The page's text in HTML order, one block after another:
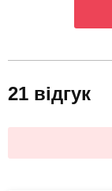
21 відгук